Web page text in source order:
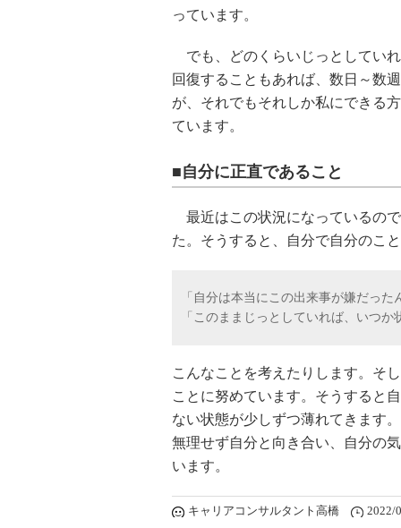
っています。
でも、どのくらいじっとしてい
回復することもあれば、数日～数
が、それでもそれしか私にできる
ています。
■自分に正直であること
最近はこの状況になっているの
た。そうすると、自分で自分のこ
「自分は本当にこの出来事が嫌だった
「このままじっとしていれば、いつ
こんなことを考えたりします。そ
ことに努めています。そうすると
ない状態が少しずつ薄れてきます
無理せず自分と向き合い、自分の
います。
キャリアコンサルタント高橋 2022/